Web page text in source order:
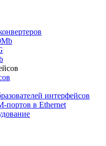
интерфейсов
портов в Ethernet